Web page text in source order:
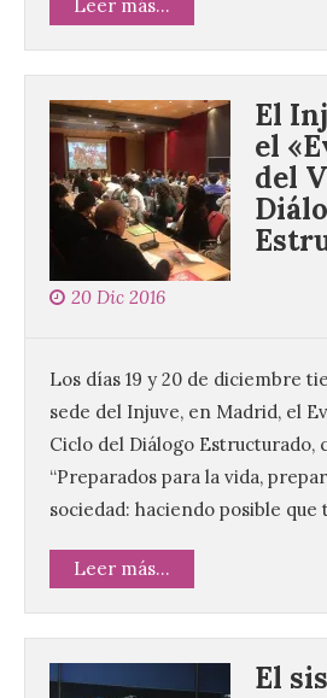
Leer más...
El
el
del
20 Dic 2016
Los días 19 y 20 de diciembre
sede del Injuve, en Madrid, el
Ciclo del Diálogo Estructurado,
“Preparados para la vida,
sociedad: haciendo posible que
Leer más...
El